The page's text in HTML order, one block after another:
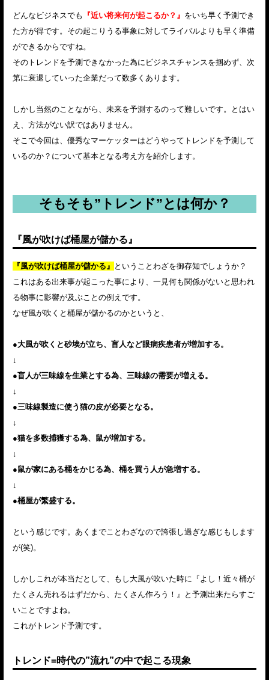
どんなビジネスでも 『近い将来何が起こるか？』 をいち早く予測でき
た方が得です。その起こりうる事象に対してライバルよりも早く準備
ができるからですね。
そのトレンドを予測できなかった為にビジネスチャンスを掴めず、次
第に衰退していった企業だって数多くあります。
しかし当然のことながら、未来を予測するのって難しいです。とはい
え、方法がない訳ではありません。
そこで今回は、優秀なマーケッターはどうやってトレンドを予測して
いるのか？について基本となる考え方を紹介します。
そもそも”トレンド”とは何か？
『風が吹けば桶屋が儲かる』
『風が吹けば桶屋が儲かる』 ということわざを御存知でしょうか？
これはある出来事が起こった事により、一見何も関係がないと思われ
る物事に影響が及ぶことの例えです。
なぜ風が吹くと桶屋が儲かるのかというと、
●大風が吹くと砂埃が立ち、盲人など眼病疾患者が増加する。
↓
●盲人が三味線を生業とする為、三味線の需要が増える。
↓
●三味線製造に使う猫の皮が必要となる。
↓
●猫を多数捕獲する為、鼠が増加する。
↓
●鼠が家にある桶をかじる為、桶を買う人が急増する。
↓
●桶屋が繁盛する。
という感じです。あくまでことわざなので誇張し過ぎな感じもします
が(笑)。
しかしこれが本当だとして、もし大風が吹いた時に『よし！近々桶が
たくさん売れるはずだから、たくさん作ろう！』と予測出来たらすご
いことですよね。
これがトレンド予測です。
トレンド=時代の”流れ”の中で起こる現象